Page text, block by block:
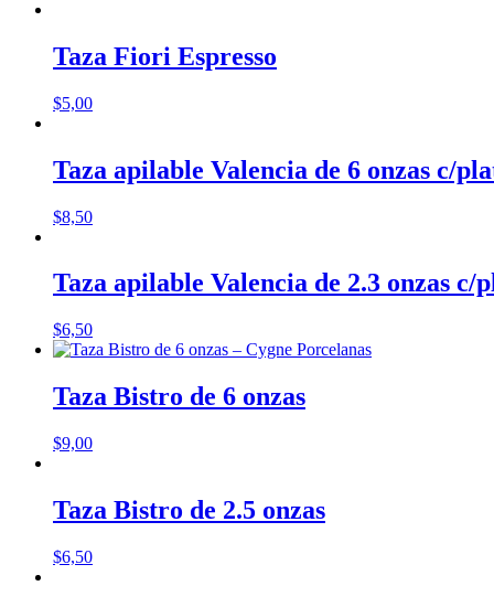
Taza Fiori Espresso
$5,00
Taza apilable Valencia de 6 onzas c/
$8,50
Taza apilable Valencia de 2.3 onzas c/
$6,50
Taza Bistro de 6 onzas
$9,00
Taza Bistro de 2.5 onzas
$6,50